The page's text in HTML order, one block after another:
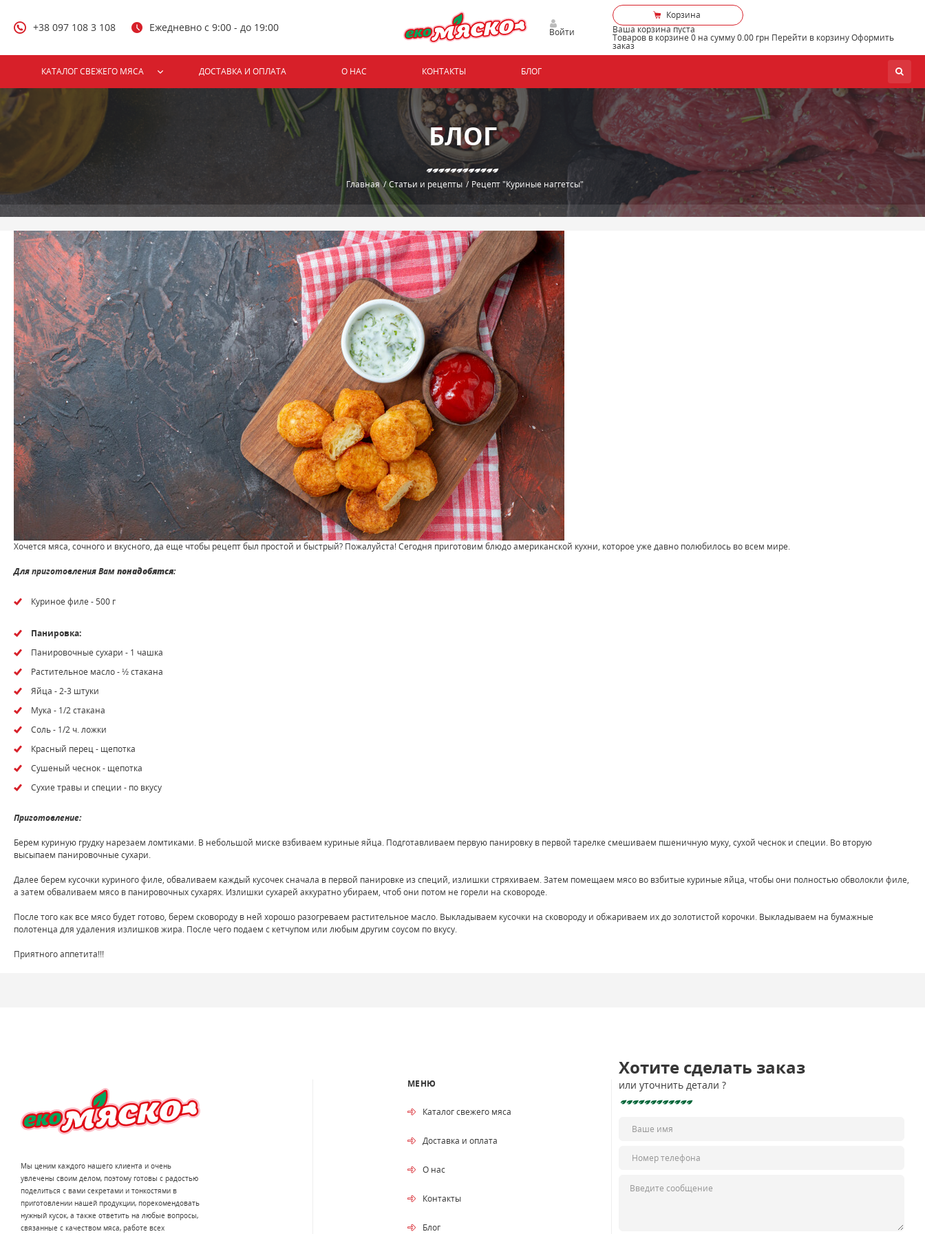
БЛОГ
Главная / Статьи и рецепты / Рецепт "Куриные наггетсы"
Хочется мяса, сочного и вкусного, да еще чтобы рецепт был простой и быстрый? Пожалуйста! Сегодня приготовим блюдо американской кухни, которое уже давно полюбилось во всем мире.
Для приготовления Вампонадобятся:
Куриное филе - 500 г
Панировка:
Панировочные сухари - 1 чашка
Растительное масло - ½ стакана
Яйца - 2-3 штуки
Мука - 1/2 стакана
Соль - 1/2 ч. ложки
Красный перец - щепотка
Сушеный чеснок - щепотка
Сухие травы и специи - по вкусу
Приготовление:
Берем куриную грудку нарезаем ломтиками. В небольшой миске взбиваем куриные яйца. Подготавливаем первую панировку в первой тарелке смешиваем пшеничную муку, сухой чеснок и специи. Во вторую
высыпаем панировочные сухари.
Далее берем кусочки куриного филе, обваливаем каждый кусочек сначала в первой панировке из специй, излишки стряхиваем. Затем помещаем мясо во взбитые куриные яйца, чтобы они полностью обволокли филе,
а затем обваливаем мясо в панировочных сухарях. Излишки сухарей аккуратно убираем, чтоб они потом не горели на сковороде.
После того как все мясо будет готово, берем сковороду в ней хорошо разогреваем растительное масло. Выкладываем кусочки на сковороду и обжариваем их до золотистой корочки. Выкладываем на бумажные
полотенца для удаления излишков жира. После чего подаем с кетчупом или любым другим соусом по вкусу.
Приятного аппетита!!!
+38 097 108 3 108 Ежедневно с 9:00 - до 19:00 Войти
Запомнить меня
Забыли пароль?
Зарегистрироваться
Корзина
Ваша корзина пуста
Товаров в корзине0 на сумму0.00 грн Перейти в корзинуОформить
заказ
КАТАЛОГ СВЕЖЕГО МЯСА ДОСТАВКА И ОПЛАТА О НАС КОНТАКТЫ БЛОГ
Мы ценим каждого нашего клиента и очень
увлечены своим делом, поэтому готовы с радостью
поделиться с вами секретами и тонкостями в
приготовлении нашей продукции, порекомендовать
нужный кусок, а также ответить на любые вопросы,
связанные с качеством мяса, работе всех
МЕНЮ
Каталог свежего мяса
Доставка и оплата
О нас
Контакты
Блог
Хотите сделать заказ
или уточнить детали ?